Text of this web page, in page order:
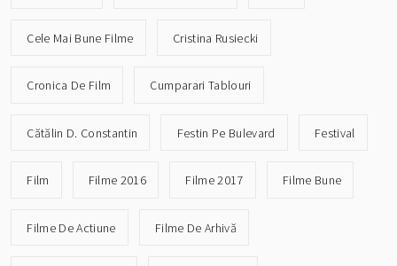
Cele Mai Bune Filme Cristina Rusiecki
Cronica De Film Cumparari Tablouri
Cătălin D. Constantin Festin Pe Bulevard Festival
Film Filme 2016 Filme 2017 Filme Bune
Filme De Actiune Filme De Arhivă